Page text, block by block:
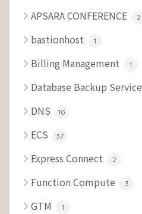
APSARA CONFERENCE 2
bastionhost 1
Billing Management 1
Database Backup Service
DNS 10
ECS 37
Express Connect 2
Function Compute 3
GTM 1